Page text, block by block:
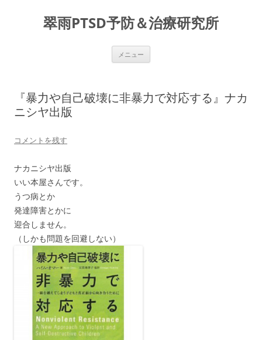
翠雨PTSD予防＆治療研究所
メニュー
『暴力や自己破壊に非暴力で対応する』ナカ
ニシヤ出版
コメントを残す
ナカニシヤ出版
いい本屋さんです。
うつ病とか
発達障害とかに
迎合しません。
（しかも問題を回避しない）